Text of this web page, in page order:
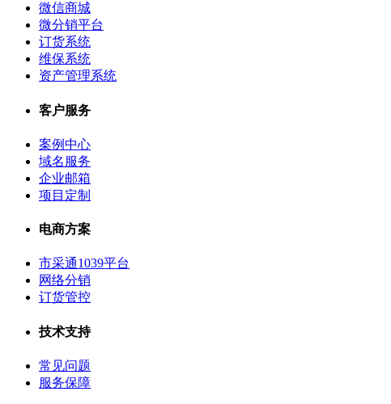
微信商城
微分销平台
订货系统
维保系统
资产管理系统
客户服务
案例中心
域名服务
企业邮箱
项目定制
电商方案
市采通1039平台
网络分销
订货管控
技术支持
常见问题
服务保障